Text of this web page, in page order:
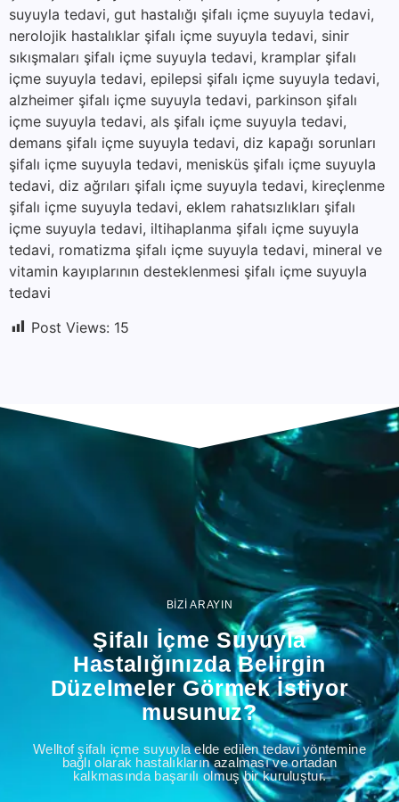
suyuyla tedavi, gut hastalığı şifalı içme suyuyla tedavi,
nerolojik hastalıklar şifalı içme suyuyla tedavi, sinir
sıkışmaları şifalı içme suyuyla tedavi, kramplar şifalı
içme suyuyla tedavi, epilepsi şifalı içme suyuyla tedavi,
alzheimer şifalı içme suyuyla tedavi, parkinson şifalı
içme suyuyla tedavi, als şifalı içme suyuyla tedavi,
demans şifalı içme suyuyla tedavi, diz kapağı sorunları
şifalı içme suyuyla tedavi, menisküs şifalı içme suyuyla
tedavi, diz ağrıları şifalı içme suyuyla tedavi, kireçlenme
şifalı içme suyuyla tedavi, eklem rahatsızlıkları şifalı
içme suyuyla tedavi, iltihaplanma şifalı içme suyuyla
tedavi, romatizma şifalı içme suyuyla tedavi, mineral ve
vitamin kayıplarının desteklenmesi şifalı içme suyuyla
tedavi
Post Views: 15
BİZİ ARAYIN
Şifalı İçme Suyuyla
Hastalığınızda Belirgin
Düzelmeler Görmek İstiyor
musunuz?
Welltof şifalı içme suyuyla elde edilen tedavi yöntemine
bağlı olarak hastalıkların azalması ve ortadan
kalkmasında başarılı olmuş bir kuruluştur.